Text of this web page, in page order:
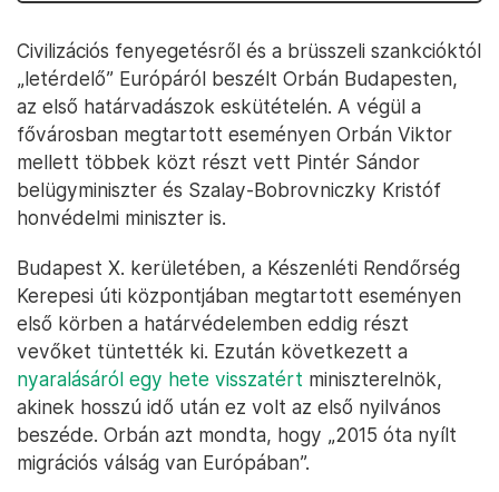
Civilizációs fenyegetésről és a brüsszeli szankcióktól
„letérdelő” Európáról beszélt Orbán Budapesten,
az első határvadászok eskütételén. A végül a
fővárosban megtartott eseményen Orbán Viktor
mellett többek közt részt vett Pintér Sándor
belügyminiszter és Szalay-Bobrovniczky Kristóf
honvédelmi miniszter is.
Budapest X. kerületében, a Készenléti Rendőrség
Kerepesi úti központjában megtartott eseményen
első körben a határvédelemben eddig részt
vevőket tüntették ki. Ezután következett a
nyaralásáról egy hete visszatért miniszterelnök,
akinek hosszú idő után ez volt az első nyilvános
beszéde. Orbán azt mondta, hogy „2015 óta nyílt
migrációs válság van Európában”.